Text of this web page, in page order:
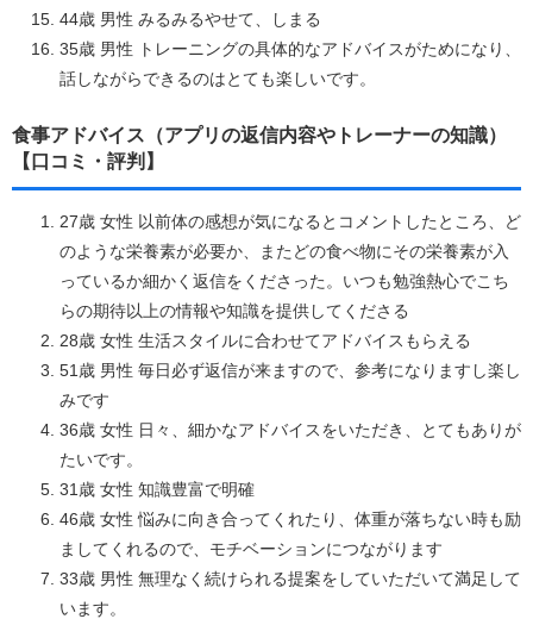
44歳 男性 みるみるやせて、しまる
35歳 男性 トレーニングの具体的なアドバイスがためになり、
話しながらできるのはとても楽しいです。
食事アドバイス（アプリの返信内容やトレーナーの知識）
【口コミ・評判】
27歳 女性 以前体の感想が気になるとコメントしたところ、ど
のような栄養素が必要か、またどの食べ物にその栄養素が入
っているか細かく返信をくださった。いつも勉強熱心でこち
らの期待以上の情報や知識を提供してくださる
28歳 女性 生活スタイルに合わせてアドバイスもらえる
51歳 男性 毎日必ず返信が来ますので、参考になりますし楽し
みです
36歳 女性 日々、細かなアドバイスをいただき、とてもありが
たいです。
31歳 女性 知識豊富で明確
46歳 女性 悩みに向き合ってくれたり、体重が落ちない時も励
ましてくれるので、モチベーションにつながります
33歳 男性 無理なく続けられる提案をしていただいて満足して
います。